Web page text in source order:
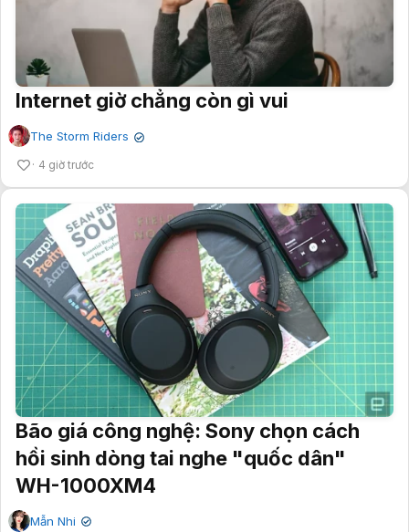
Internet giờ chẳng còn gì vui
The Storm Riders ✔
4 giờ trước
Bão giá công nghệ: Sony chọn cách
hồi sinh dòng tai nghe "quốc dân"
WH-1000XM4
Mẫn Nhi ✔